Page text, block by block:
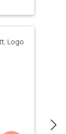
5 Sternen